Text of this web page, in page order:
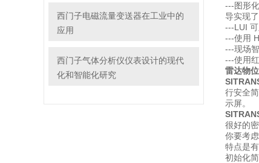
西门子电磁流量变送器在工业中的
应用
西门子气体分析仪仪表设计的现代
化和智能化研究
---图形
导实现
---LUI
---使用
---现场
---使用
雷达物
行安全
示屏。
很好的
你要考
特点是
初始化